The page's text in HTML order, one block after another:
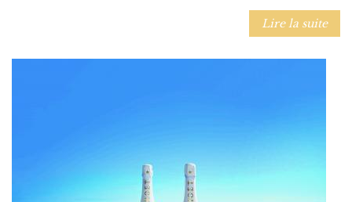
Lire la suite